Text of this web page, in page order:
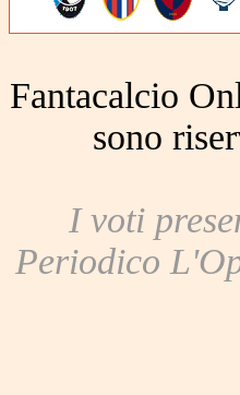
Fantacalcio
sono
I voti
Periodico